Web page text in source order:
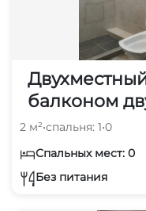
балконом
2 м²•спальня: 1•0
Спальных мест: 0
Без питания